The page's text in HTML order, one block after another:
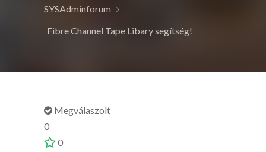
SYSAdminforum
Fibre Channel Tape Libary segítség!
Megválaszolt
0
0